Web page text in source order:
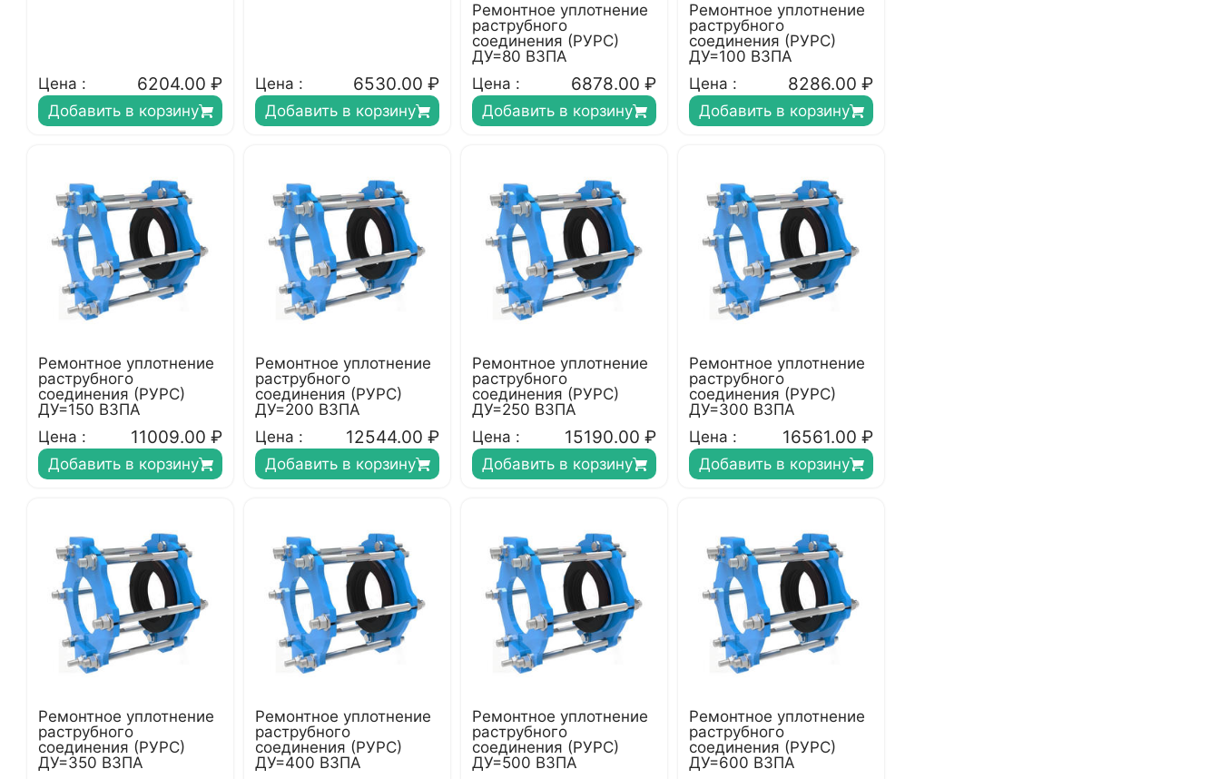
Цена : 6204.00 ₽
Добавить в корзину
Цена : 6530.00 ₽
Добавить в корзину
Ремонтное уплотнение
раструбного
соединения (РУРС)
ДУ=80 ВЗПА
Цена :
6878.00 ₽
Добавить в корзину
Ремонтное уплотнение
раструбного
соединения (РУРС)
ДУ=100 ВЗПА
Цена :
8286.00 ₽
Добавить в корзину
Ремонтное уплотнение
раструбного
соединения (РУРС)
ДУ=150 ВЗПА
Цена :
11009.00 ₽
Добавить в корзину
Ремонтное уплотнение
раструбного
соединения (РУРС)
ДУ=200 ВЗПА
Цена :
12544.00 ₽
Добавить в корзину
Ремонтное уплотнение
раструбного
соединения (РУРС)
ДУ=250 ВЗПА
Цена :
15190.00 ₽
Добавить в корзину
Ремонтное уплотнение
раструбного
соединения (РУРС)
ДУ=300 ВЗПА
Цена :
16561.00 ₽
Добавить в корзину
Ремонтное уплотнение
раструбного
соединения (РУРС)
ДУ=350 ВЗПА
Ремонтное уплотнение
раструбного
соединения (РУРС)
ДУ=400 ВЗПА
Ремонтное уплотнение
раструбного
соединения (РУРС)
ДУ=500 ВЗПА
Ремонтное уплотнение
раструбного
соединения (РУРС)
ДУ=600 ВЗПА